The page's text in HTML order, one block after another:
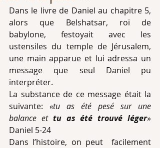
Dans le livre de Daniel au chapitre 5,
alors que Belshatsar, roi de
babylone, festoyait avec les
ustensiles du temple de Jérusalem,
une main apparue et lui adressa un
message que seul Daniel pu
interpréter.
La substance de ce message était la
suivante: «tu as été pesé sur une
balance et tu as été trouvé léger»
Daniel 5-24
Dans l’histoire, on peut  facilement